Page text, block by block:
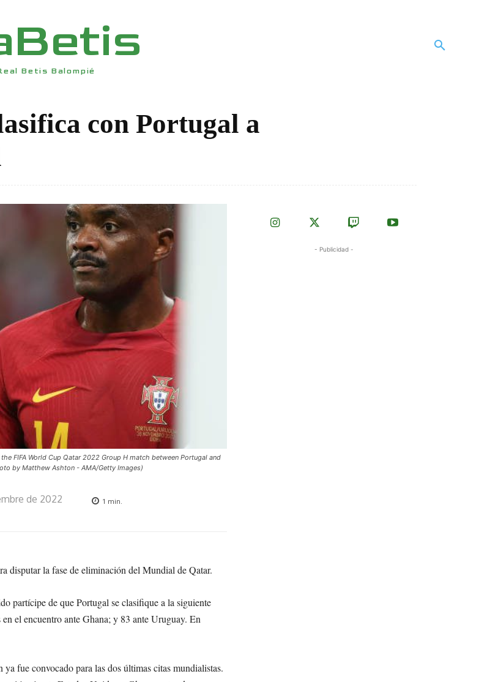
Betis Balompié
con Portugal a
FIFA World Cup Qatar 2022 Group H match between Portugal and
by Matthew Ashton - AMA/Getty Images)
de 2022 1 min.
disputar la fase de eliminación del Mundial de Qatar.
partícipe de que Portugal se clasifique a la siguiente
el encuentro ante Ghana; y 83 ante Uruguay. En
fue convocado para las dos últimas citas mundialistas.
- Publicidad -